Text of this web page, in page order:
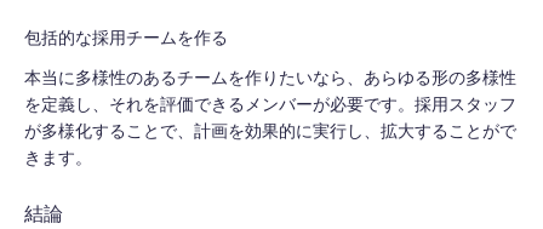
包括的な採用チームを作る
本当に多様性のあるチームを作りたいなら、あらゆる形の多様性
を定義し、それを評価できるメンバーが必要です。採用スタッフ
が多様化することで、計画を効果的に実行し、拡大することがで
きます。
結論